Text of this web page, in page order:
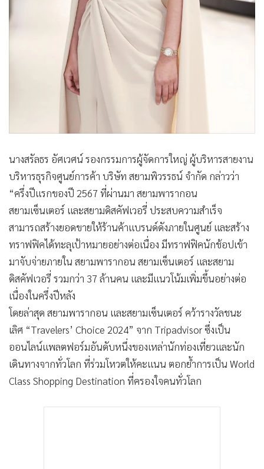
นางสรัลธร อัศเวศน์ รองกรรมการผู้จัดการใหญ่ ผู้บริหารสายงาน
บริหารธุรกิจศูนย์การค้า บริษัท สยามพิวรรธน์ จำกัด กล่าวว่า
“ครึ่งปีแรกของปี 2567 ที่ผ่านมา สยามพารากอน
สยามเซ็นเตอร์ และสยามดิสคัฟเวอรี่ ประสบความสำเร็จ
สามารถสร้างยอดขายให้ร้านค้าแบรนด์ดังภายในศูนย์ และสร้าง
ทราฟฟิคได้ทะลุเป้าหมายอย่างต่อเนื่อง มีทราฟฟิคนักช้อปเข้า
มาจับจ่ายภายใน สยามพารากอน สยามเซ็นเตอร์ และสยาม
ดิสคัฟเวอรี่ รวมกว่า 37 ล้านคน และมีแนวโน้มเพิ่มขึ้นอย่างต่อ
เนื่องในครึ่งปีหลัง
โดยล่าสุด สยามพารากอน และสยามเซ็นเตอร์ คว้ารางวัลชนะ
เลิศ “Travelers’ Choice 2024” จาก Tripadvisor ซึ่งเป็น
ออนไลน์แพลตฟอร์มอันดับหนึ่งของเหล่านักท่องเที่ยวและนัก
เดินทางจากทั่วโลก ที่ร่วมโหวตให้คะแนน ตอกย้ำการเป็น World
Class Shopping Destination ที่ครองใจคนทั่วโลก